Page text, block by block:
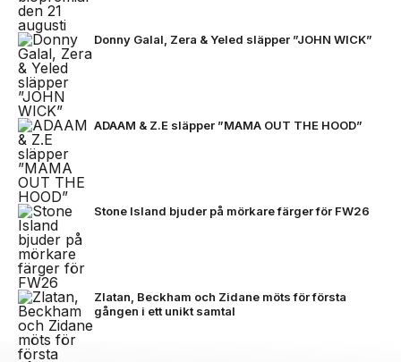
Donny Galal, Zera & Yeled släpper ”JOHN WICK”
ADAAM & Z.E släpper ”MAMA OUT THE HOOD”
Stone Island bjuder på mörkare färger för FW26
Zlatan, Beckham och Zidane möts för första
gången i ett unikt samtal